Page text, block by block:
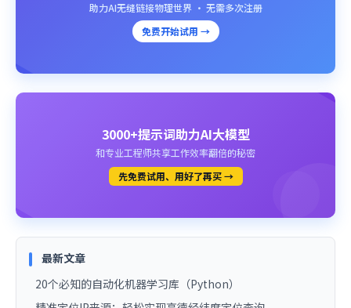
助力AI无缝链接物理世界 · 无需多次注册
免费开始试用 →
3000+提示词助力AI大模型
和专业工程师共享工作效率翻倍的秘密
先免费试用、用好了再买 →
最新文章
20个必知的自动化机器学习库（Python）